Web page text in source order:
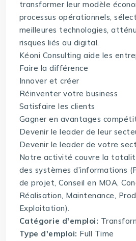
transformer leur modèle
processus opérationnels,
meilleures technologies,
risques liés au digital.
Kéoni Consulting aide les
Faire la différence
Innover et créer
Réinventer votre business
Satisfaire les clients
Gagner en avantages
Devenir le leader de leur
Devenir le leader de votre
Notre activité couvre la
des systèmes d’informations
de projet, Conseil en MOA,
Réalisation, Maintenance,
Exploitation).
Catégorie d'emploi:
Type d'emploi: Full Time